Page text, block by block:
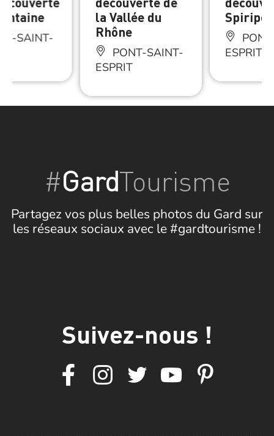
SAINT-
la Vallée du
Rhône
PONT-SAINT-
ESPRIT
ESPRIT
#GardTourisme
Partagez vos plus belles photos du Gard sur
les réseaux sociaux avec le #gardtourisme !
Suivez-nous !